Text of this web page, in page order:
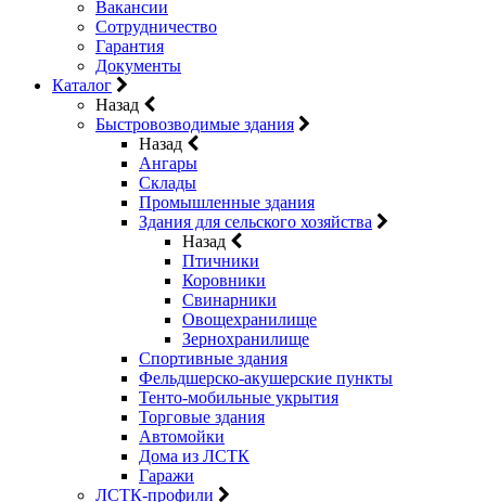
Вакансии
Сотрудничество
Гарантия
Документы
Каталог
Назад
Быстровозводимые здания
Назад
Ангары
Склады
Промышленные здания
Здания для сельского хозяйства
Назад
Птичники
Коровники
Свинарники
Овощехранилище
Зернохранилище
Спортивные здания
Фельдшерско-акушерские пункты
Тенто-мобильные укрытия
Торговые здания
Автомойки
Дома из ЛСТК
Гаражи
ЛСТК-профили